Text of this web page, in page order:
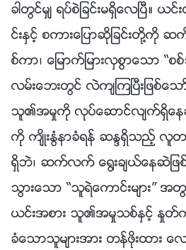
ခါတြင္မွ် ရပ္စဲျခင္းမရွိေလၿပီ။
င္းႏွင့္ စကားေျပာဆိုျခင္းတို႔ကို
စ္ကာ၊ ေျမာက္ျမားလွစြာေသာ
လမ္းေဘးတြင္ လဲက်ၾကၿပီးျဖစ္
သူ၏အမႈကို လုပ္ေဆာင္လ်က္ရွိေနဆဲ
ကို က်ိဳးႏြံနာခံရန္ ဆႏၵရွိသည့္ လူတ
ရွိဘဲ၊ ဆက္လက္ ေ႐ြးခ်ယ္ေနဆဲျ
သြားေသာ “သူရဲေကာင္းမ်ား” အတ
ယင္းအစား သူ၏အမႈသစ္ႏွင့္ ႏ
ခံေသာသူမ်ားအား တန္ဖိုးထား